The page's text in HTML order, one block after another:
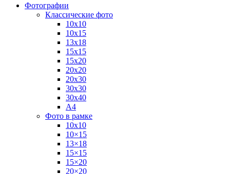
Фотографии
Классические фото
10х10
10х15
13х18
15х15
15х20
20х20
20х30
30х30
30х40
А4
Фото в рамке
10х10
10×15
13×18
15×15
15×20
20×20